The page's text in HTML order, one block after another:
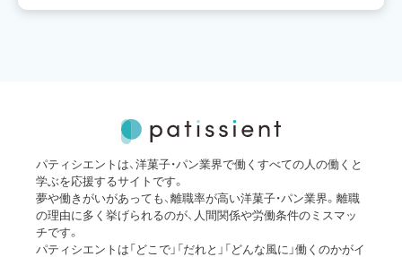
パティシエントは、洋菓子・パン業界で働くすべての人の働くと
学ぶを応援するサイトです。
夢や働きがいがあっても、離職率が高い洋菓子・パン業界。離職
の理由に多く挙げられるのが、人間関係や労働条件のミスマッ
チです。
パティシエントは「どこで」「だれと」「どんな風に」働くのかがイ